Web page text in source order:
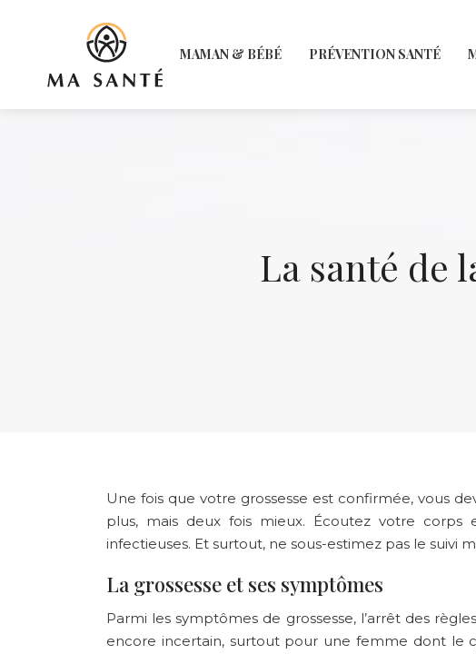
MAMAN & BÉBÉ PRÉVENTION SANTÉ
La santé de
Une fois que votre grossesse est confirmée, vous
plus, mais deux fois mieux. Écoutez votre corps
infectieuses. Et surtout, ne sous-estimez pas le suivi
La grossesse et ses symptômes
Parmi les symptômes de grossesse, l’arrêt des
encore incertain, surtout pour une femme dont le